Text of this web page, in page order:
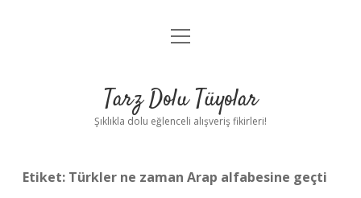
Anasayfa
Yasal Uyarı
menüyü
Tarz Dolu Tüyolar
Şıklıkla dolu eğlenceli alışveriş fikirleri!
Etiket: Türkler ne zaman Arap alfabesine geçti